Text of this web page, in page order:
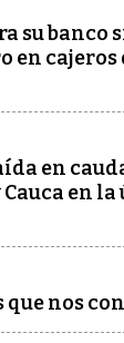
su banco
en cajeros
en
en
que nos